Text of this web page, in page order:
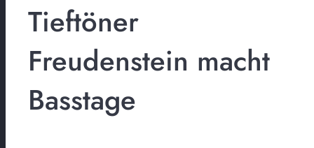
Tieftöner
Freudenstein macht
Basstage